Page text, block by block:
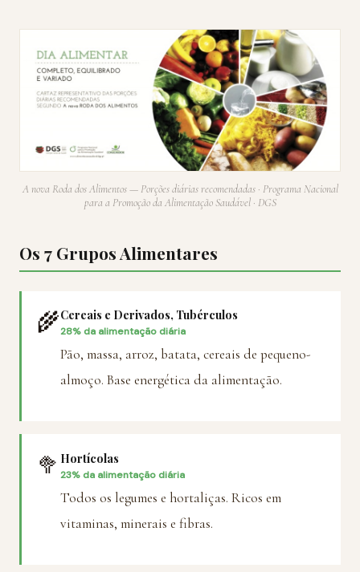
A nova Roda dos Alimentos — Porções diárias recomendadas · Programa Nacional
para a Promoção da Alimentação Saudável · DGS
Os 7 Grupos Alimentares
🌾Cereais e Derivados, Tubérculos
28% da alimentação diária
Pão, massa, arroz, batata, cereais de pequeno-
almoço. Base energética da alimentação.
🥦 Hortícolas
23% da alimentação diária
Todos os legumes e hortaliças. Ricos em
vitaminas, minerais e fibras.